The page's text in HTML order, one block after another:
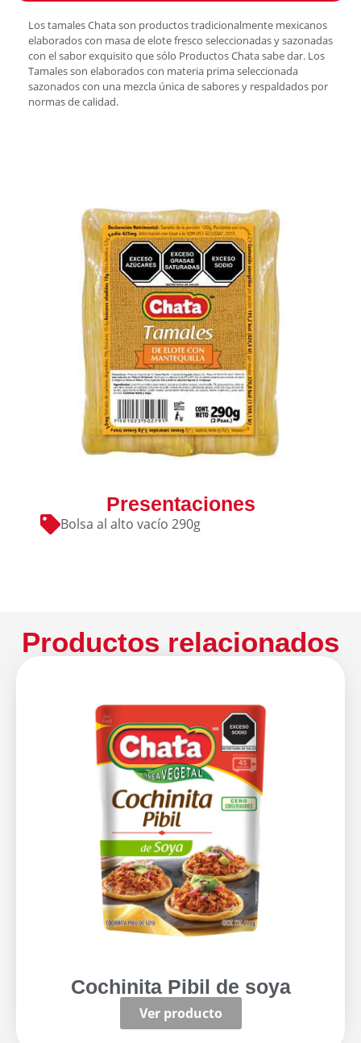
Los tamales Chata son productos tradicionalmente mexicanos
elaborados con masa de elote fresco seleccionadas y sazonadas
con el sabor exquisito que sólo Productos Chata sabe dar. Los
Tamales son elaborados con materia prima seleccionada
sazonados con una mezcla única de sabores y respaldados por
normas de calidad.
Presentaciones
Bolsa al alto vacío 290g
Productos relacionados
Cochinita Pibil de soya
Ver producto